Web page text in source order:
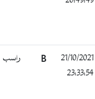
21/10/2021
23:33:54
B راسب